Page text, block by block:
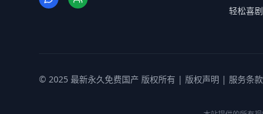
轻松喜剧
© 2025 最新永久免费国产 版权所有 | 版权声明 | 服务条款